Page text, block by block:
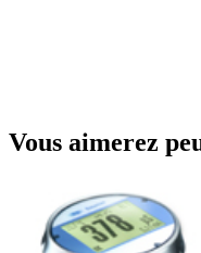
Vous aimerez